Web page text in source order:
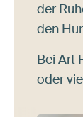
der
den
Bei Art
oder